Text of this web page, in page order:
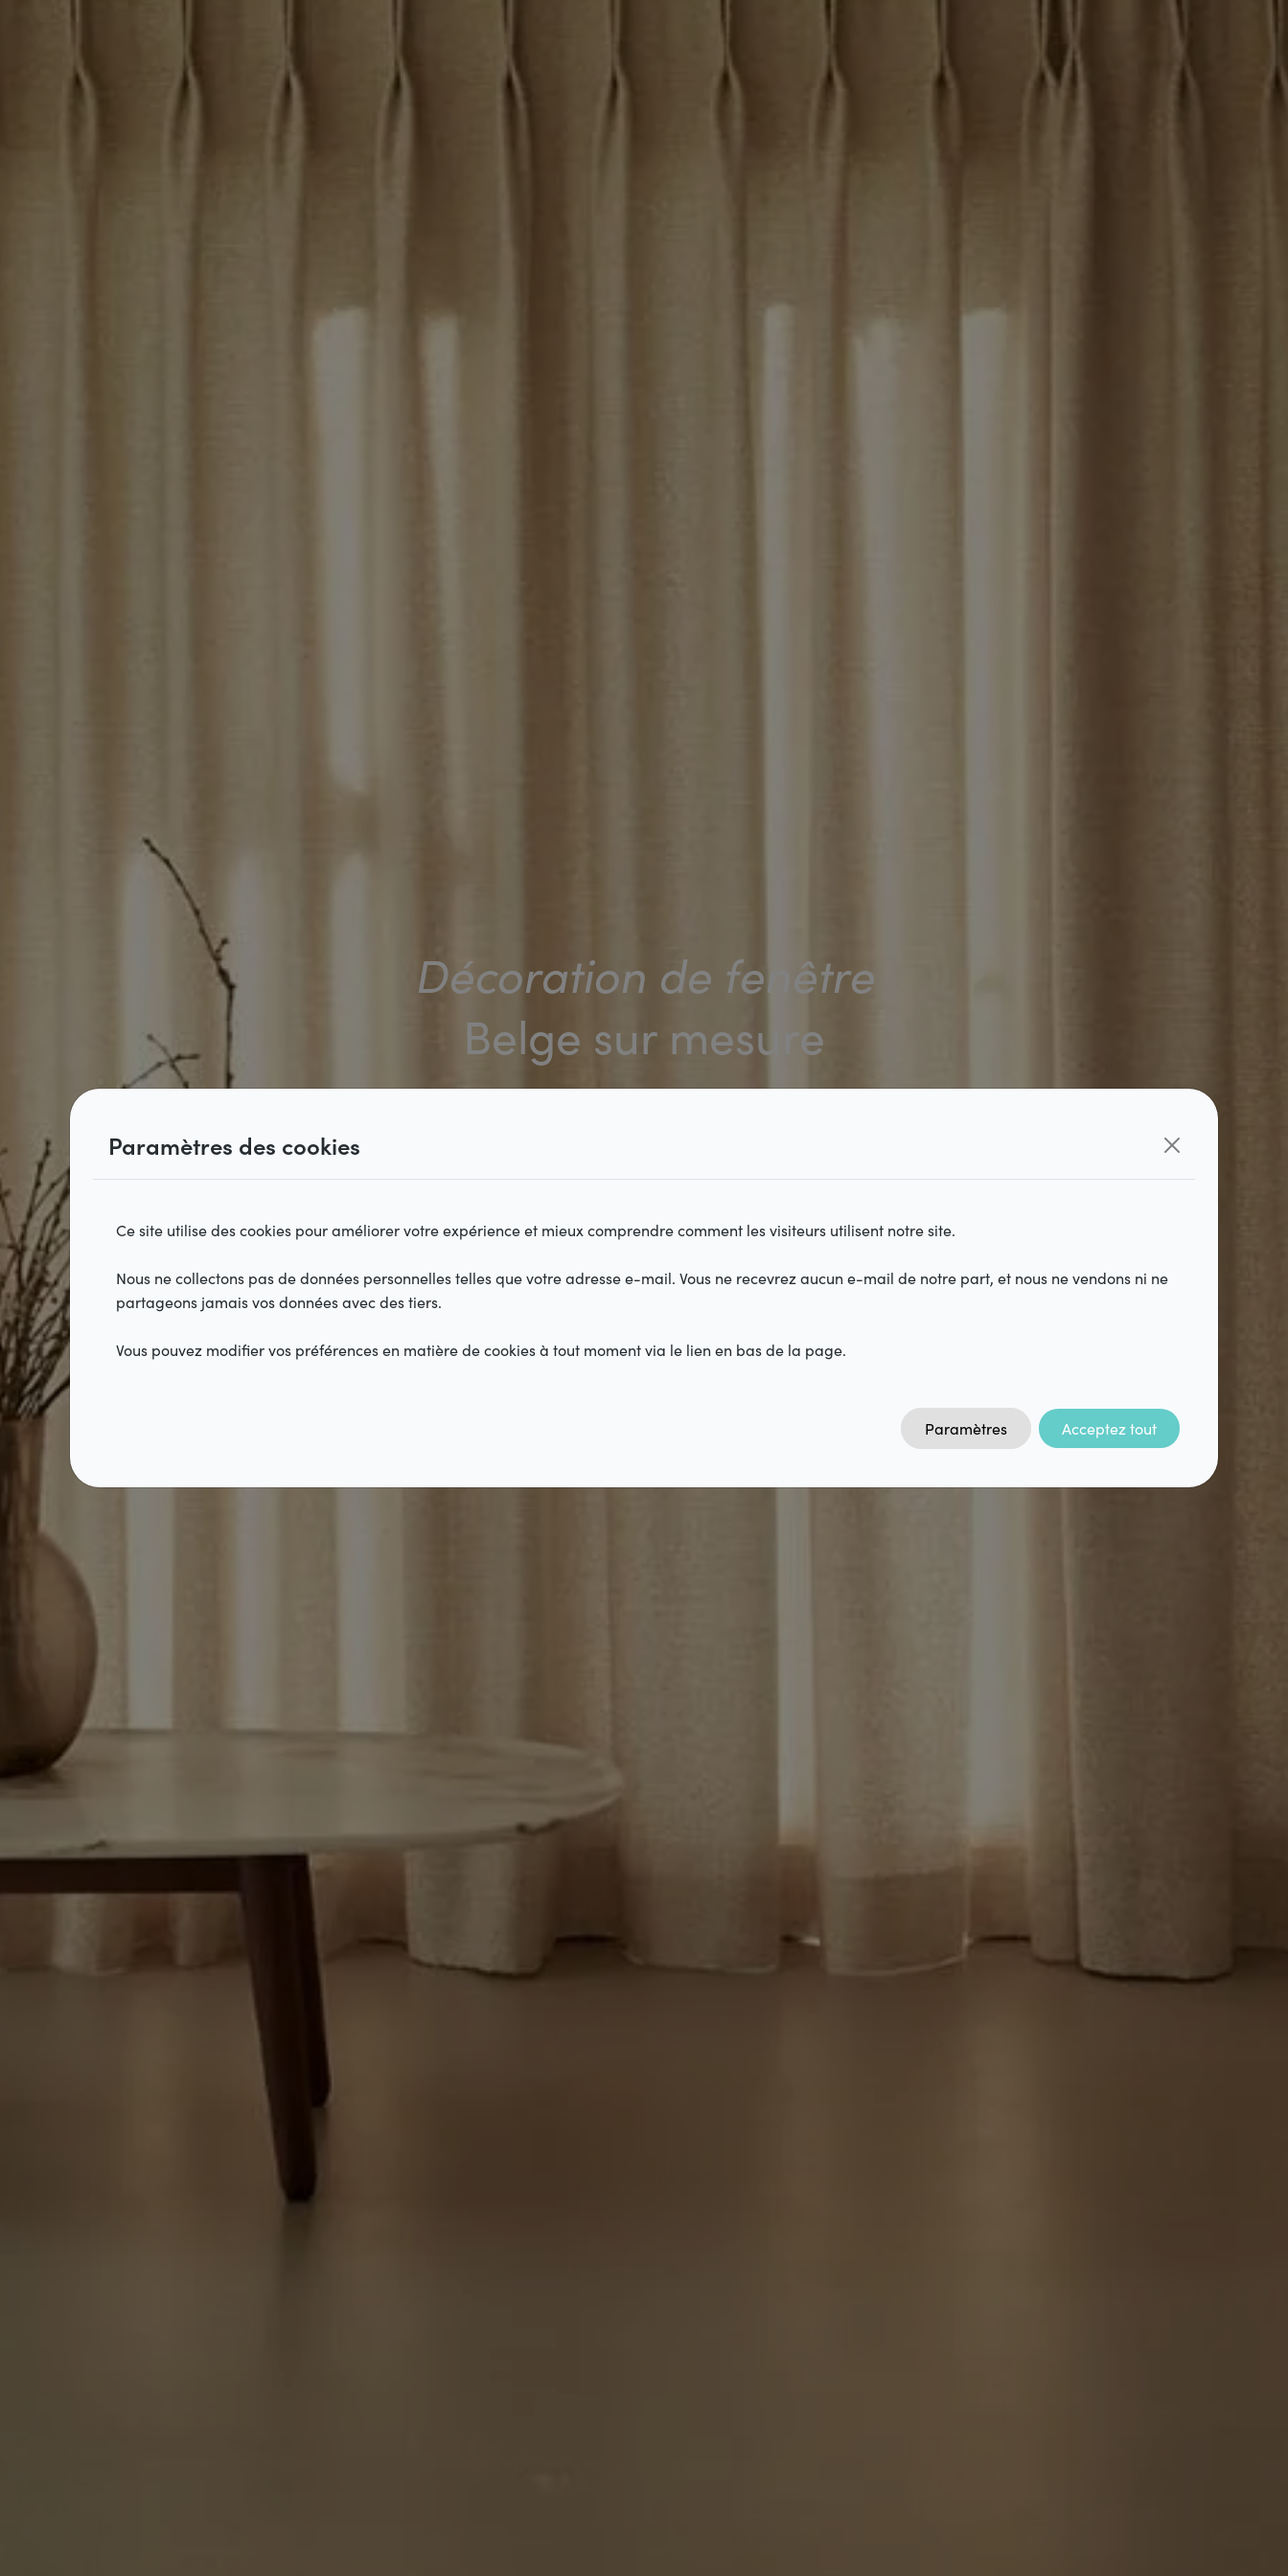
Décoration de fenêtre
Belge sur mesure
Paramètres des cookies
Ce site utilise des cookies pour améliorer votre expérience et mieux comprendre comment les visiteurs utilisent notre site.
Nous ne collectons pas de données personnelles telles que votre adresse e-mail. Vous ne recevrez aucun e-mail de notre part, et nous ne vendons ni ne
partageons jamais vos données avec des tiers.
Vous pouvez modifier vos préférences en matière de cookies à tout moment via le lien en bas de la page.
Paramètres Acceptez tout